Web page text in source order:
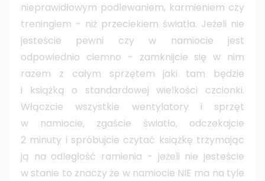
nieprawidłowym podlewaniem, karmieniem czy
treningiem - niż przeciekiem światła. Jeżeli nie
jesteście pewni czy w namiocie jest
odpowiednio ciemno - zamknijcie się w nim
razem z całym sprzętem jaki tam będzie
i książką o standardowej wielkości czcionki.
Włączcie wszystkie wentylatory i sprzęt
w namiocie, zgaście światło, odczekajcie
2 minuty i spróbujcie czytać książkę trzymając
ją na odległość ramienia - jeżeli nie jesteście
w stanie to znaczy że w namiocie NIE ma na tyle